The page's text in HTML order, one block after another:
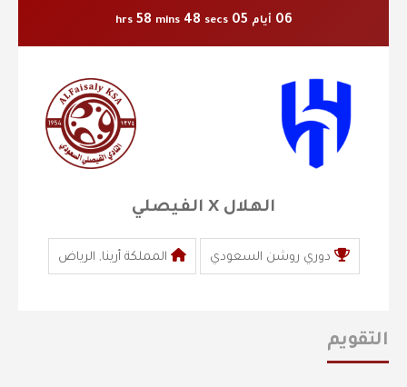
06 أيام 05
hrs 58 mins 47 secs
الهلال X الفيصلي
دوري روشن السعودي المملكة أرينا, الرياض
التقويم